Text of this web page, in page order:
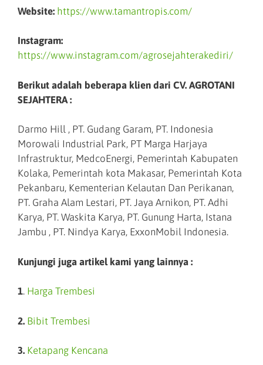
Website: https://www.tamantropis.com/
Instagram:
https://www.instagram.com/agrosejahterakediri/
Berikut adalah beberapa klien dari CV. AGROTANI
SEJAHTERA :
Darmo Hill , PT. Gudang Garam, PT. Indonesia
Morowali Industrial Park, PT Marga Harjaya
Infrastruktur, MedcoEnergi, Pemerintah Kabupaten
Kolaka, Pemerintah kota Makasar, Pemerintah Kota
Pekanbaru, Kementerian Kelautan Dan Perikanan,
PT. Graha Alam Lestari, PT. Jaya Arnikon, PT. Adhi
Karya, PT. Waskita Karya, PT. Gunung Harta, Istana
Jambu , PT. Nindya Karya, ExxonMobil Indonesia.
Kunjungi juga artikel kami yang lainnya :
1. Harga Trembesi
2. Bibit Trembesi
3. Ketapang Kencana